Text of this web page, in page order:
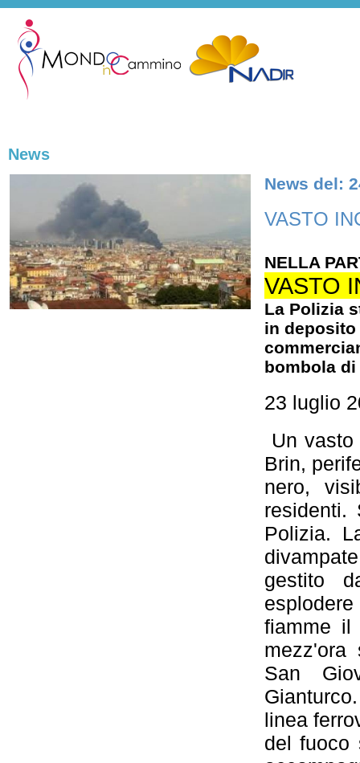
News
News del:
VASTO
NELLA
VASTO
La Polizia
in
bombola
23 luglio
Un
Brin,
nero,
residenti.
Polizia.
gestito
fiamme il
mezz'ora
San
linea
del fuoco